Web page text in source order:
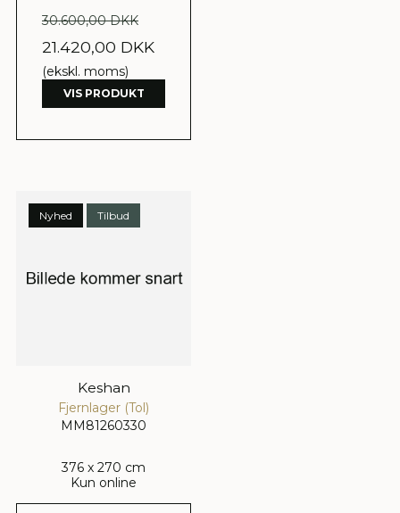
30.600,00 DKK
21.420,00 DKK
(ekskl. moms)
VIS PRODUKT
Nyhed Tilbud
Keshan
Fjernlager (Tol)
MM81260330
376 x 270 cm
Kun online